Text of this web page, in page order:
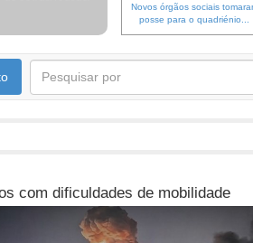
Novos órgãos sociais
posse para o quadriénio...
com dificuldades de mobilidade